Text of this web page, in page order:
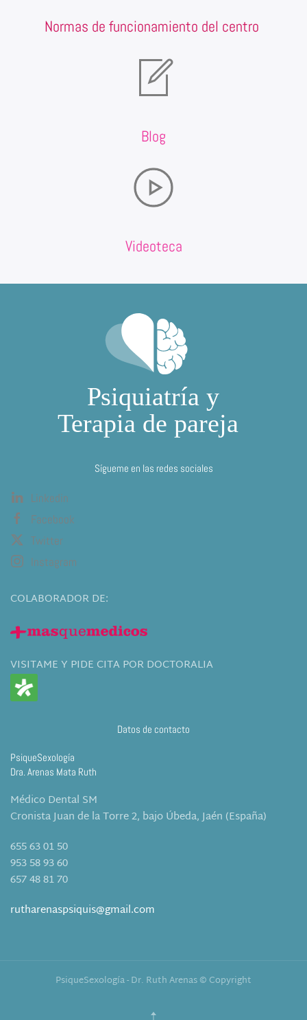
Normas de funcionamiento del centro
Blog
Videoteca
Sígueme en las redes sociales
Linkedin
Facebook
Twitter
Instagram
COLABORADOR DE:
VISITAME Y PIDE CITA POR DOCTORALIA
Datos de contacto
PsiqueSexología
Dra. Arenas Mata Ruth
Médico Dental SM
Cronista Juan de la Torre 2, bajo Úbeda, Jaén (España)
655 63 01 50
953 58 93 60
657 48 81 70
rutharenaspsiquis@gmail.com
PsiqueSexología - Dr. Ruth Arenas © Copyright